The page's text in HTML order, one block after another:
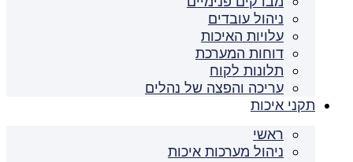
ניהול עובדים
עלויות האיכות
דוחות המערכת
תלונות לקוח
עריכה והפצה של נהלים
תקני איכות
ראשי
ניהול מערכות איכות